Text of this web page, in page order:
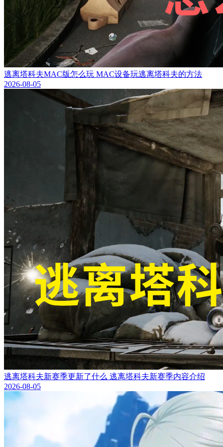
逃离塔科夫MAC版怎么玩 MAC设备玩逃离塔科夫的方法
2026-08-05
逃离塔科夫新赛季更新了什么 逃离塔科夫新赛季内容介绍
2026-08-05